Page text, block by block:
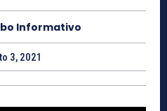
Informativo
3, 2021